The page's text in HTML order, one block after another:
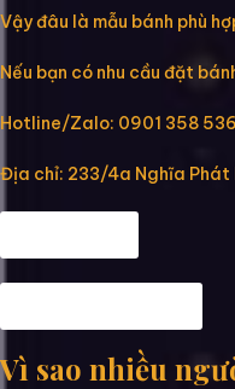
Vậy đâu là mẫu bánh phù
Nếu bạn có nhu cầu đặt
Hotline/Zalo: 0901 358 536
Địa chỉ: 233/4a Nghĩa Phát
Vì sao nhiều